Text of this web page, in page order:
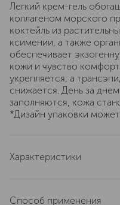
Легкий крем-гель
коллагеном морского
коктейль из
ксимении, а также
обеспечивает
кожи и чувство
укрепляется, а
снижается. День за
заполняются, кожа
*Дизайн упаковки может
Характеристики
текстура
Способ применения